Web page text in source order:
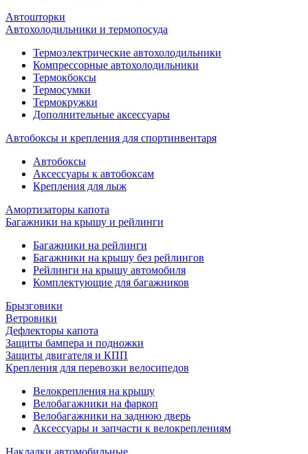
Автошторки
Автохолодильники и термопосуда
Термоэлектрические автохолодильники
Компрессорные автохолодильники
Термокбоксы
Термосумки
Термокружки
Дополнительные аксессуары
Автобоксы и крепления для спортинвентаря
Автобоксы
Аксессуары к автобоксам
Крепления для лыж
Амортизаторы капота
Багажники на крышу и рейлинги
Багажники на рейлинги
Багажники на крышу без рейлингов
Рейлинги на крышу автомобиля
Комплектующие для багажников
Брызговики
Ветровики
Дефлекторы капота
Защиты бампера и подножки
Защиты двигателя и КПП
Крепления для перевозки велосипедов
Велокрепления на крышу
Велобагажники на фаркоп
Велобагажники на заднюю дверь
Аксессуары и запчасти к велокреплениям
Накладки автомобильные